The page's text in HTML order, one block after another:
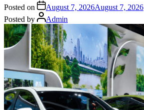
Posted on August 7, 2026August 7, 2026
Posted by
Admin